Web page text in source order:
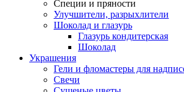
Специи и пряности
Улучшители, разрыхлители
Шоколад и глазурь
Глазурь кондитерская
Шоколад
Украшения
Гели и фломастеры для
Свечи